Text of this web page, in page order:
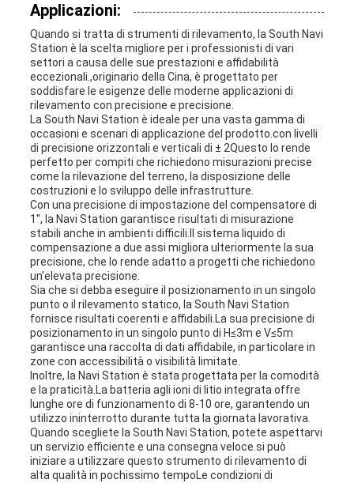
Applicazioni:
Quando si tratta di strumenti di rilevamento, la South Navi
Station è la scelta migliore per i professionisti di vari
settori a causa delle sue prestazioni e affidabilità
eccezionali.,originario della Cina, è progettato per
soddisfare le esigenze delle moderne applicazioni di
rilevamento con precisione e precisione.
La South Navi Station è ideale per una vasta gamma di
occasioni e scenari di applicazione del prodotto.con livelli
di precisione orizzontali e verticali di ± 2Questo lo rende
perfetto per compiti che richiedono misurazioni precise
come la rilevazione del terreno, la disposizione delle
costruzioni e lo sviluppo delle infrastrutture.
Con una precisione di impostazione del compensatore di
1'', la Navi Station garantisce risultati di misurazione
stabili anche in ambienti difficili.Il sistema liquido di
compensazione a due assi migliora ulteriormente la sua
precisione, che lo rende adatto a progetti che richiedono
un'elevata precisione.
Sia che si debba eseguire il posizionamento in un singolo
punto o il rilevamento statico, la South Navi Station
fornisce risultati coerenti e affidabili.La sua precisione di
posizionamento in un singolo punto di H≤3m e V≤5m
garantisce una raccolta di dati affidabile, in particolare in
zone con accessibilità o visibilità limitate.
Inoltre, la Navi Station è stata progettata per la comodità
e la praticità.La batteria agli ioni di litio integrata offre
lunghe ore di funzionamento di 8-10 ore, garantendo un
utilizzo ininterrotto durante tutta la giornata lavorativa.
Quando scegliete la South Navi Station, potete aspettarvi
un servizio efficiente e una consegna veloce.si può
iniziare a utilizzare questo strumento di rilevamento di
alta qualità in pochissimo tempoLe condizioni di